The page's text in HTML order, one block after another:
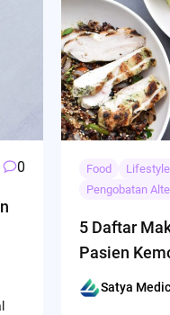
0 Food Lifestyle
Pengobatan
5 Daftar
Pasien
Posted
Satya